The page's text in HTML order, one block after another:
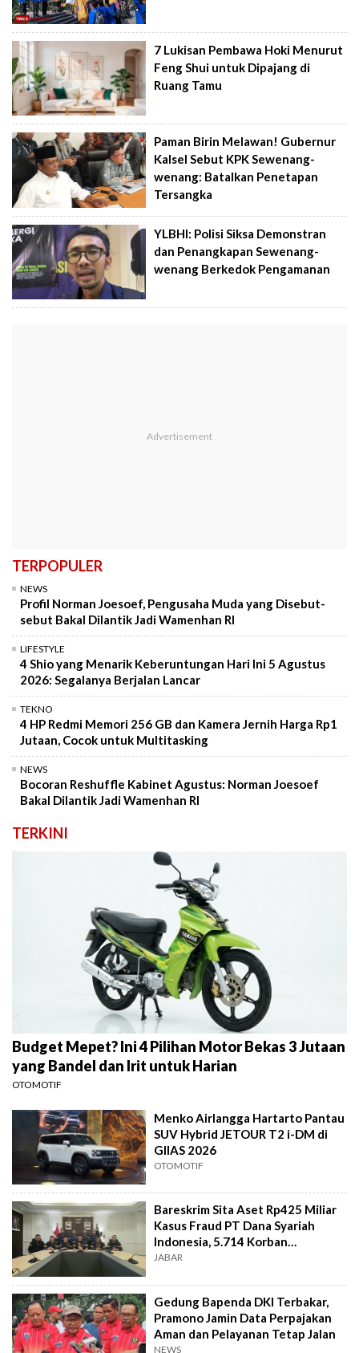
7 Lukisan Pembawa Hoki Menurut
Feng Shui untuk Dipajang di
Ruang Tamu
Paman Birin Melawan! Gubernur
Kalsel Sebut KPK Sewenang-
wenang: Batalkan Penetapan
Tersangka
YLBHI: Polisi Siksa Demonstran
dan Penangkapan Sewenang-
wenang Berkedok Pengamanan
TERPOPULER
NEWS
Profil Norman Joesoef, Pengusaha Muda yang Disebut-
sebut Bakal Dilantik Jadi Wamenhan RI
LIFESTYLE
4 Shio yang Menarik Keberuntungan Hari Ini 5 Agustus
2026: Segalanya Berjalan Lancar
TEKNO
4 HP Redmi Memori 256 GB dan Kamera Jernih Harga Rp1
Jutaan, Cocok untuk Multitasking
NEWS
Bocoran Reshuffle Kabinet Agustus: Norman Joesoef
Bakal Dilantik Jadi Wamenhan RI
TERKINI
Budget Mepet? Ini 4 Pilihan Motor Bekas 3 Jutaan
yang Bandel dan Irit untuk Harian
OTOMOTIF
Menko Airlangga Hartarto Pantau
SUV Hybrid JETOUR T2 i-DM di
GIIAS 2026
OTOMOTIF
Bareskrim Sita Aset Rp425 Miliar
Kasus Fraud PT Dana Syariah
Indonesia, 5.714 Korban
Terverifikasai
JABAR
Gedung Bapenda DKI Terbakar,
Pramono Jamin Data Perpajakan
Aman dan Pelayanan Tetap Jalan
NEWS